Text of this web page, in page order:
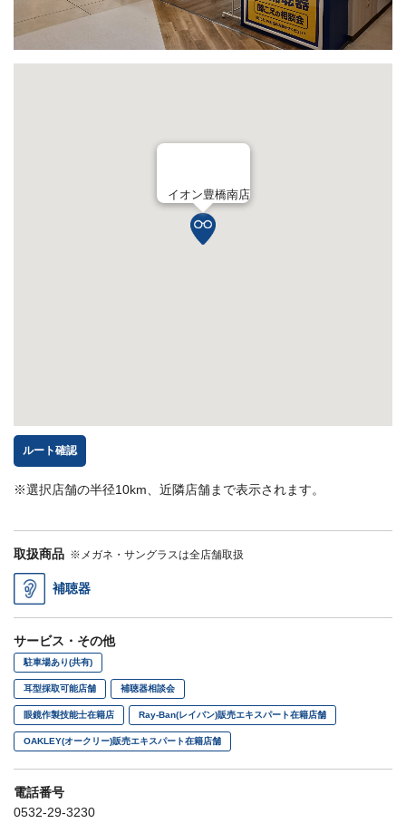
取扱商品 ※メガネ・サングラスは全店舗取扱
補聴器
サービス・その他
駐車場あり(共有)
耳型採取可能店舗 補聴器相談会
眼鏡作製技能士在籍店 Ray-Ban(レイバン)販売エキスパート在籍店舗
OAKLEY(オークリー)販売エキスパート在籍店舗
電話番号
0532-29-3230
イオン豊橋南店
ルート確認
※選択店舗の半径10km、近隣店舗まで表示されます。